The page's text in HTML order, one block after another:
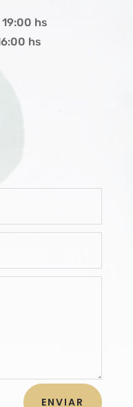
hs
hs
ENVIAR